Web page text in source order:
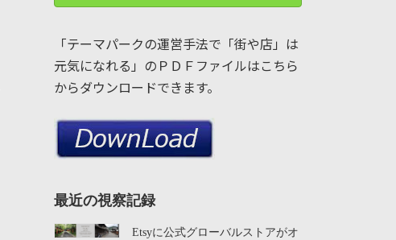
「テーマパークの運営手法で「街や店」は
元気になれる」のＰＤＦファイルはこちら
からダウンロードできます。
最近の視察記録
Etsyに公式グローバルストアがオ